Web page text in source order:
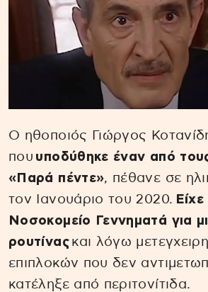
O ηθοποιός Γιώργος
που υποδύθηκε έναν από
«Παρά πέντε», πέθανε σε
τον Ιανουάριο του 2020.
Νοσοκομείο Γεννηματά για
ρουτίναςκαι λόγω
επιπλοκών που δεν
κατέληξε από περιτονίτιδα.